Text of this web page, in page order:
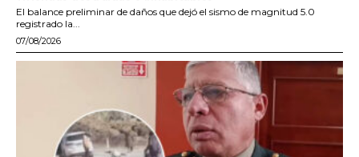
El balance preliminar de daños que dejó el sismo de magnitud 5.0
registrado la...
07/08/2026